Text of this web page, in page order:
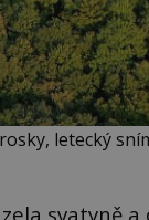
letecký
svatyně